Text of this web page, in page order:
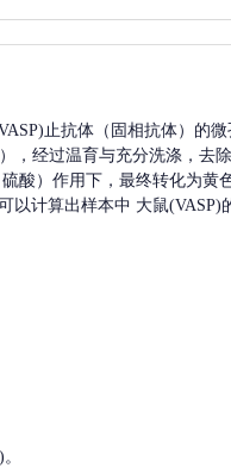
止抗体（固相抗体）的
），经过温育与充分洗涤，去
）作用下，最终转化为黄
以计算出样本中 大鼠(VASP)